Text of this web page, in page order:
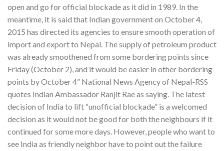
open and go for official blockade as it did in 1989. In the
meantime, it is said that Indian government on October 4,
2015 has directed its agencies to ensure smooth operation of
import and export to Nepal. The supply of petroleum product
was already smoothened from some bordering points since
Friday (October 2), and it would be easier in other bordering
points by October 4” National News Agency of Nepal-RSS
quotes Indian Ambassador Ranjit Rae as saying. The latest
decision of India to lift “unofficial blockade” is a welcomed
decision as it would not be good for both the neighbours if it
continued for some more days. However, people who want to
see India as friendly neighbor have to point out the failure